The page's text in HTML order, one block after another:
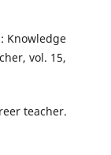
Knowledge
vol. 15,
teacher.